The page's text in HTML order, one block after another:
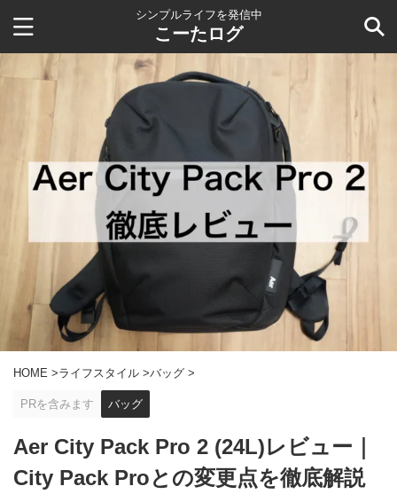
シンプルライフを発信中
こーたログ
HOME >ライフスタイル >バッグ >
PRを含みます バッグ
Aer City Pack Pro 2 (24L)レビュー｜
City Pack Proとの変更点を徹底解説